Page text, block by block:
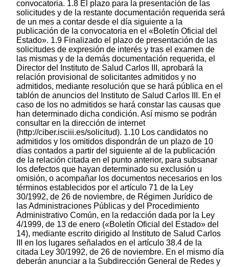
convocatoria. 1.8 El plazo para la presentación de las
solicitudes y de la restante documentación requerida será
de un mes a contar desde el día siguiente a la
publicación de la convocatoria en el «Boletín Oficial del
Estado». 1.9 Finalizado el plazo de presentación de las
solicitudes de expresión de interés y tras el examen de
las mismas y de la demás documentación requerida, el
Director del Instituto de Salud Carlos III, aprobará la
relación provisional de solicitantes admitidos y no
admitidos, mediante resolución que se hará pública en el
tablón de anuncios del Instituto de Salud Carlos III. En el
caso de los no admitidos se hará constar las causas que
han determinado dicha condición. Así mismo se podrán
consultar en la dirección de internet
(http://ciber.isciii.es/solicitud). 1.10 Los candidatos no
admitidos y los omitidos dispondrán de un plazo de 10
días contados a partir del siguiente al de la publicación
de la relación citada en el punto anterior, para subsanar
los defectos que hayan determinado su exclusión u
omisión, o acompañar los documentos necesarios en los
términos establecidos por el artículo 71 de la Ley
30/1992, de 26 de noviembre, de Régimen Jurídico de
las Administraciones Públicas y del Procedimiento
Administrativo Común, en la redacción dada por la Ley
4/1999, de 13 de enero («Boletín Oficial del Estado» del
14), mediante escrito dirigido al Instituto de Salud Carlos
III en los lugares señalados en el artículo 38.4 de la
citada Ley 30/1992, de 26 de noviembre. En el mismo día
deberán anunciar a la Subdirección General de Redes y